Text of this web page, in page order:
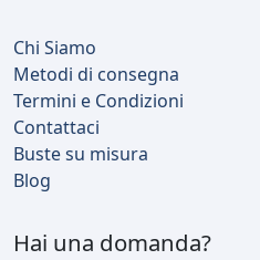
Chi Siamo
Metodi di consegna
Termini e Condizioni
Contattaci
Buste su misura
Blog
Hai una domanda?